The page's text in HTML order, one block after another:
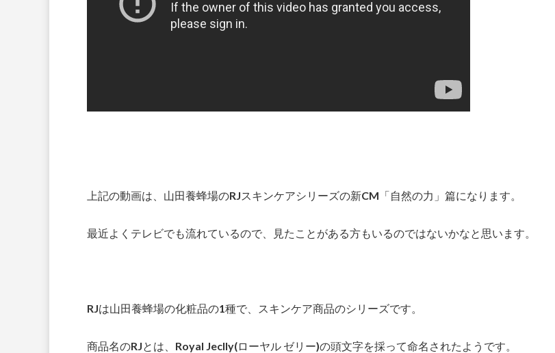
上記の動画は、山田養蜂場のRJスキンケアシリーズの新CM「自然の力」篇になります。
最近よくテレビでも流れているので、見たことがある方もいるのではないかなと思います。
RJは山田養蜂場の化粧品の1種で、スキンケア商品のシリーズです。
商品名のRJとは、Royal Jeclly(ローヤル ゼリー)の頭文字を採って命名されたようです。